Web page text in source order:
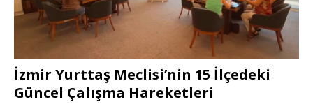
İzmir Yurttaş Meclisi’nin 15 İlçedeki
Güncel Çalışma Hareketleri